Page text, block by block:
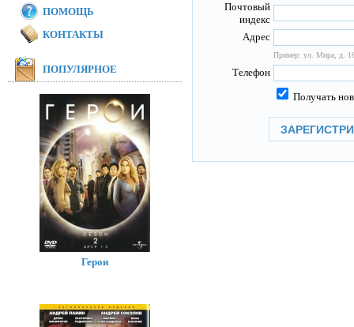
Почтовый
индекс
Адрес
Пример: ул. Мира, д.
Телефон
Получать
ПОМОЩЬ
КОНТАКТЫ
ПОПУЛЯРНОЕ
Герои